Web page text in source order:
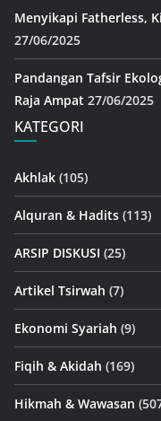
Menyikapi Fatherless,
27/06/2025
Pandangan Tafsir
Raja Ampat 27/06/2025
KATEGORI
Akhlak (105)
Alquran & Hadits (113)
ARSIP DISKUSI (25)
Artikel Tsirwah (7)
Ekonomi Syariah (9)
Fiqih & Akidah (169)
Hikmah & Wawasan